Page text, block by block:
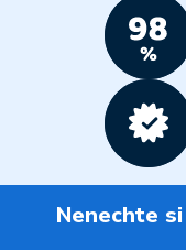
Nenechte